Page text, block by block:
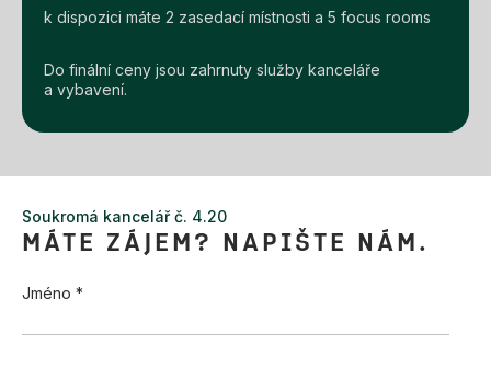
k dispozici máte 2 zasedací místnosti a 5 focus rooms
Do finální ceny jsou zahrnuty služby kanceláře
a vybavení.
Soukromá kancelář č. 4.20
MÁTE ZÁJEM? NAPIŠTE NÁM.
Jméno *